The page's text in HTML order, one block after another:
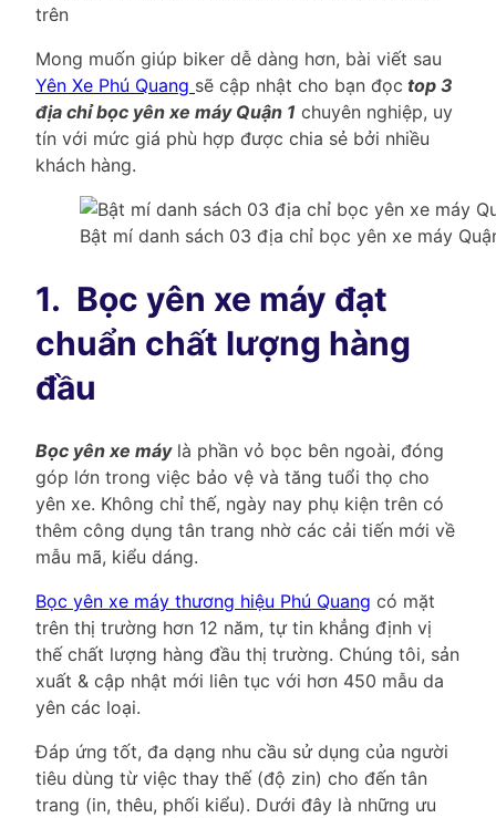
trên
Mong muốn giúp biker dễ dàng hơn, bài viết sau
Yên Xe Phú Quang sẽ cập nhật cho bạn đọc top 3
địa chỉ bọc yên xe máy Quận 1 chuyên nghiệp, uy
tín với mức giá phù hợp được chia sẻ bởi nhiều
khách hàng.
Bật mí danh sách 03 địa chỉ bọc yên xe máy
1. Bọc yên xe máy đạt
chuẩn chất lượng hàng
đầu
Bọc yên xe máylà phần vỏ bọc bên ngoài, đóng
góp lớn trong việc bảo vệ và tăng tuổi thọ cho
yên xe. Không chỉ thế, ngày nay phụ kiện trên có
thêm công dụng tân trang nhờ các cải tiến mới về
mẫu mã, kiểu dáng.
Bọc yên xe máy thương hiệu Phú Quang có mặt
trên thị trường hơn 12 năm, tự tin khẳng định vị
thế chất lượng hàng đầu thị trường. Chúng tôi, sản
xuất & cập nhật mới liên tục với hơn 450 mẫu da
yên các loại.
Đáp ứng tốt, đa dạng nhu cầu sử dụng của người
tiêu dùng từ việc thay thế (độ zin) cho đến tân
trang (in, thêu, phối kiểu). Dưới đây là những ưu